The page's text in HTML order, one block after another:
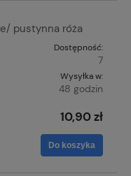
pustynna róża
Dostępność:
7
Wysyłka w:
48 godzin
10,90 zł
Do koszyka